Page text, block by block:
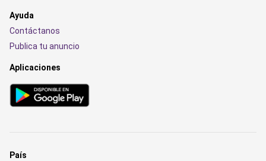
Ayuda
Contáctanos
Publica tu anuncio
Aplicaciones
País